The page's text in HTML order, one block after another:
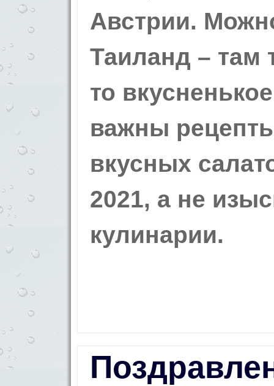
Австрии.
Таиланд – там
то
важны
вкусных
2021, а не
кулинарии.